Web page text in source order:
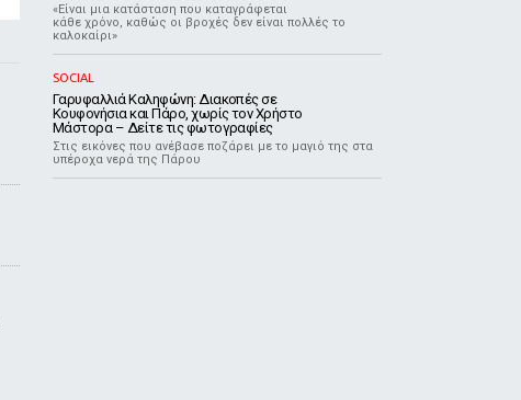
«Είναι μια κατάσταση που καταγράφεται
κάθε χρόνο, καθώς οι βροχές δεν είναι πολλές το
καλοκαίρι»
SOCIAL
Γαρυφαλλιά Καληφώνη: Διακοπές σε
Κουφονήσια και Πάρο, χωρίς τον Χρήστο
Μάστορα – Δείτε τις φωτογραφίες
Στις εικόνες που ανέβασε ποζάρει με το μαγιό της στα
υπέροχα νερά της Πάρου